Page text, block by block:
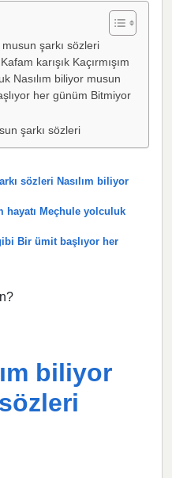
şarkı sözleri
karışık Kaçırmışım
Nasılım biliyor musun
her günüm Bitmiyor
şarkı sözleri
sözleri Nasılım biliyor
hayatı Meçhule yolculuk
Bir ümit başlıyor her
biliyor